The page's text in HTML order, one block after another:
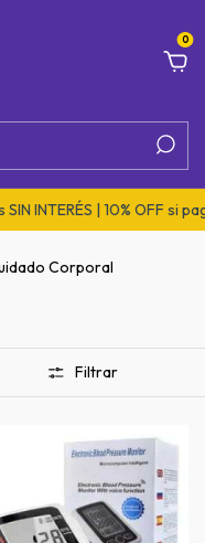
0
INTERÉS | 10% OFF si
Corporal
Filtrar